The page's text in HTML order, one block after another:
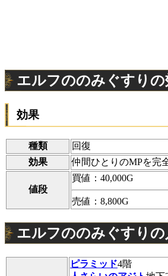
エルフののみぐすりの
効果
種類
回復
効果
仲間ひとりのMPを完
値段
買値：40,000G
売値：8,800G
エルフののみぐすりの
ピラミッド4階